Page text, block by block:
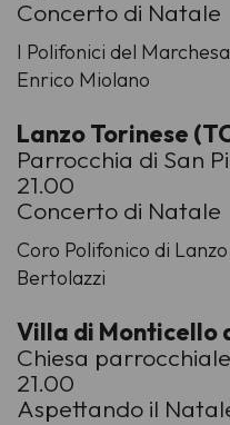
Concerto di Natale
I Polifonici del
Enrico Miolano
Lanzo Torinese
Parrocchia di San
21.00
Concerto di Natale
Coro Polifonico di
Bertolazzi
Villa di Monticello
Chiesa
21.00
Aspettando il